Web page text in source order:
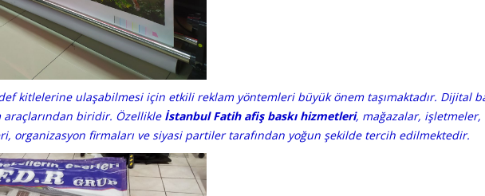
kitlelerine ulaşabilmesi için etkili reklam yöntemleri büyük önem taşımaktadır. Dijital
araçlarından biridir. Özellikle İstanbul Fatih afiş baskı hizmetleri, mağazalar,
organizasyon firmaları ve siyasi partiler tarafından yoğun şekilde tercih edilmektedir.